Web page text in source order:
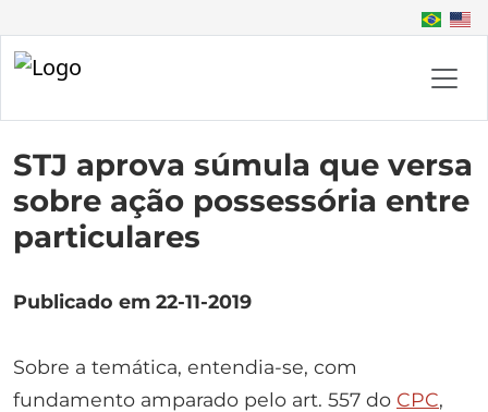
STJ aprova súmula que versa
sobre ação possessória entre
particulares
Publicado em 22-11-2019
Sobre a temática, entendia-se, com
fundamento amparado pelo art. 557 do CPC,